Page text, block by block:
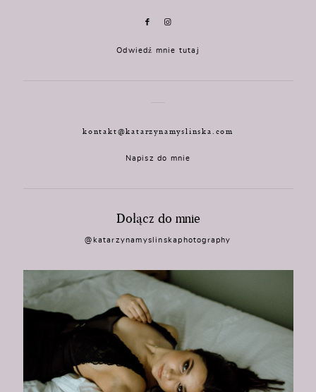
Odwiedź mnie tutaj
kontakt@katarzynamyslinska.com
Napisz do mnie
Dołącz do mnie
@katarzynamyslinskaphotography